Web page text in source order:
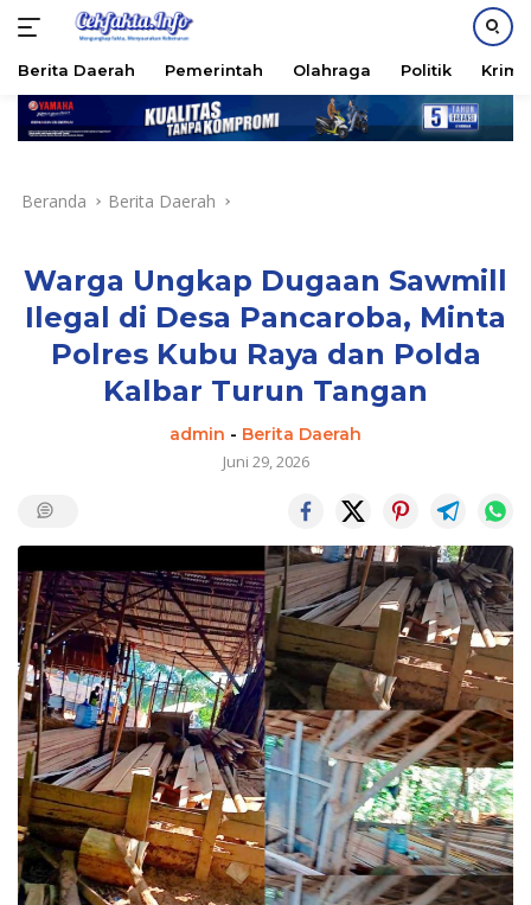
Langsung
Berita Daerah Pemerintah Olahraga Politik
Beranda Berita Daerah
Warga Ungkap Dugaan Sawmill
Ilegal di Desa Pancaroba, Minta
Polres Kubu Raya dan Polda
Kalbar Turun Tangan
admin - Berita Daerah
Juni 29, 2026